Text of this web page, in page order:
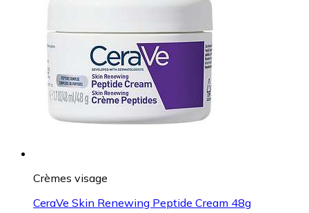
Crèmes visage
CeraVe Skin Renewing Peptide Cream 48g